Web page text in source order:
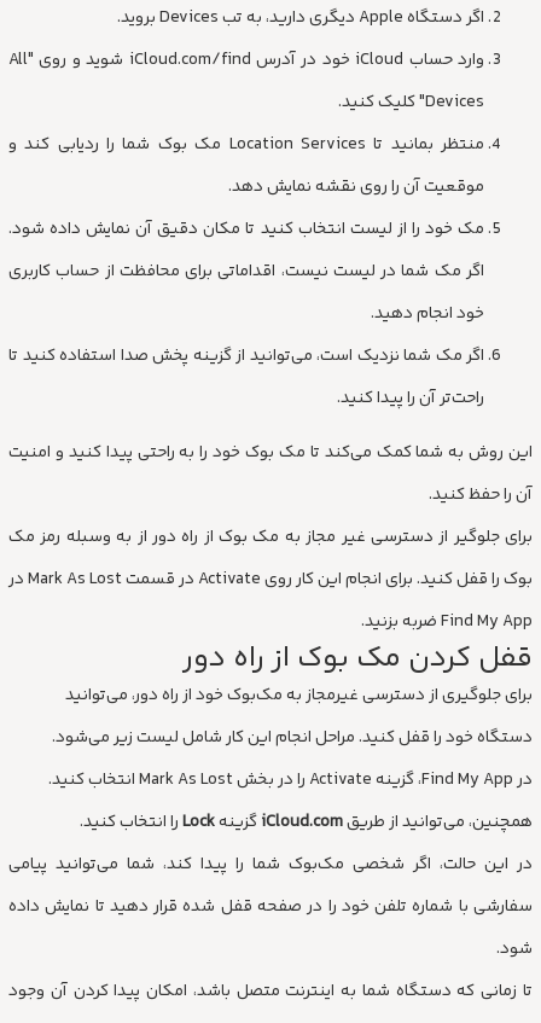
اگر دستگاه Apple دیگری دارید، به تب Devices بروید.
وارد حساب iCloud خود در آدرس iCloud.com/find شوید و روی "All
Devices" کلیک کنید.
منتظر بمانید تا Location Services مک بوک شما را ردیابی کند و
موقعیت آن را روی نقشه نمایش دهد.
مک خود را از لیست انتخاب کنید تا مکان دقیق آن نمایش داده شود.
اگر مک شما در لیست نیست، اقداماتی برای محافظت از حساب کاربری
خود انجام دهید.
اگر مک شما نزدیک است، می‌توانید از گزینه پخش صدا استفاده کنید تا
راحت‌تر آن را پیدا کنید.
این روش به شما کمک می‌کند تا مک بوک خود را به راحتی پیدا کنید و امنیت
آن را حفظ کنید.
برای جلوگیر از دسترسی غیر مجاز به مک بوک از راه دور از به وسبله رمز مک
بوک را قفل کنید. برای انجام این کار روی Activate در قسمت Mark As Lost در
Find My App ضربه بزنید.
قفل کردن مک بوک از راه دور
برای جلوگیری از دسترسی غیرمجاز به مک‌بوک خود از راه دور، می‌توانید
دستگاه خود را قفل کنید. مراحل انجام این کار شامل لیست زیر می‌شود.
در Find My App، گزینه Activate را در بخش Mark As Lost انتخاب کنید.
همچنین، می‌توانید از طریقiCloud.comگزینهLockرا انتخاب کنید.
در این حالت، اگر شخصی مک‌بوک شما را پیدا کند، شما می‌توانید پیامی
سفارشی با شماره تلفن خود را در صفحه قفل شده قرار دهید تا نمایش داده
شود.
تا زمانی که دستگاه شما به اینترنت متصل باشد، امکان پیدا کردن آن وجود